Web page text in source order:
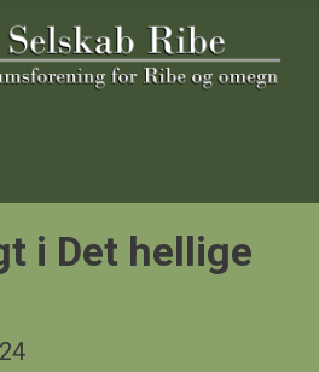
i Det hellige